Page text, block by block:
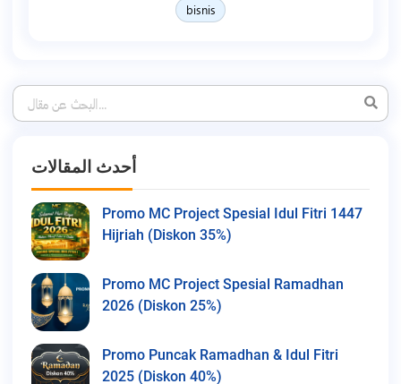
bisnis
أحدث المقالات
Promo MC Project Spesial Idul Fitri 1447
Hijriah (Diskon 35%)
Promo MC Project Spesial Ramadhan
2026 (Diskon 25%)
Promo Puncak Ramadhan & Idul Fitri
2025 (Diskon 40%)